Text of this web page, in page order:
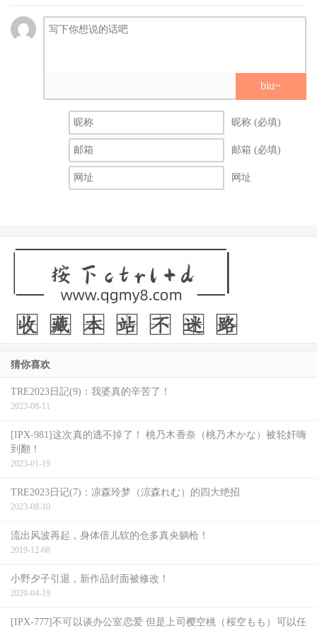
biu~
昵称 (必填)
邮箱 (必填)
网址
猜你喜欢
TRE2023日記(9)：我婆真的辛苦了！
2023-08-11
[IPX-981]这次真的逃不掉了！ 桃乃木香奈（桃乃木かな）被轮奸嗨
到翻！
2023-01-19
TRE2023日记(7)：凉森玲梦（涼森れむ）的四大绝招
2023-08-10
流出风波再起，身体倍儿软的仓多真央躺枪！
2019-12-08
小野夕子引退，新作品封面被修改！
2020-04-19
[IPX-777]不可以谈办公室恋爱 但是上司樱空桃（桜空もも）可以任